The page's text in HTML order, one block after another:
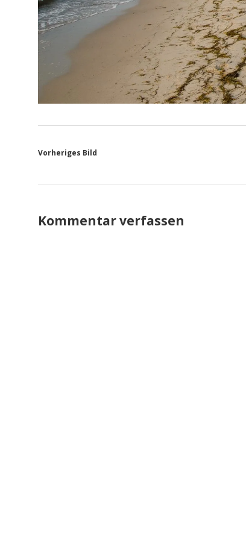
Vorheriges Bild
Kommentar verfassen